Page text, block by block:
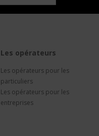
Les opérateurs
Les opérateurs pour les
particuliers
Les opérateurs pour les
entreprises